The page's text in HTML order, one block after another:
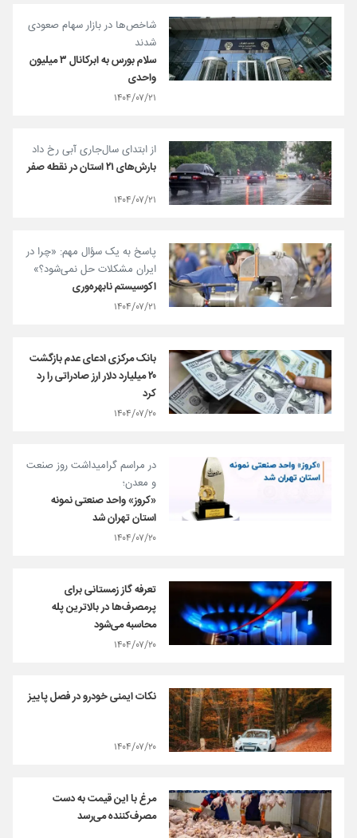
شاخص‌ها در بازار سهام صعودی
شدند
سلام بورس به ابرکانال ۳ میلیون
واحدی
۱۴۰۴/۰۷/۲۱
از ابتدای سال‌جاری آبی رخ داد
بارش‌های ۲۱ استان در نقطه صفر
۱۴۰۴/۰۷/۲۱
پاسخ به یک سؤال مهم: «چرا در
ایران مشکلات حل نمی‌شود؟»
اکوسیستم نابهره‌وری
۱۴۰۴/۰۷/۲۱
بانک مرکزی ادعای عدم بازگشت
۲۰ میلیارد دلار ارز صادراتی را رد
کرد
۱۴۰۴/۰۷/۲۰
در مراسم گرامیداشت روز صنعت
و معدن؛
«کروز» واحد صنعتی نمونه
استان تهران شد
۱۴۰۴/۰۷/۲۰
تعرفه گاز زمستانی برای
پرمصرف‌ها در بالاترین پله
محاسبه می‌شود
۱۴۰۴/۰۷/۲۰
نکات ایمنی خودرو در فصل پاییز
۱۴۰۴/۰۷/۲۰
مرغ با این قیمت به دست
مصرف‌کننده می‌رسد